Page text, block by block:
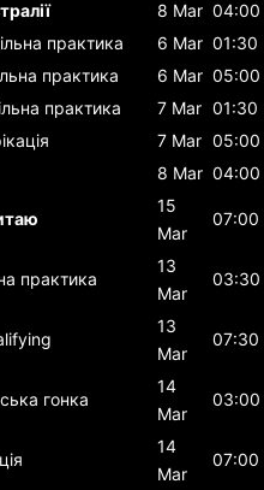
8 Mar 04:00
практика 6 Mar 01:30
практика 6 Mar 05:00
практика 7 Mar 01:30
7 Mar 05:00
8 Mar 04:00
15
Mar
07:00
практика
13
Mar
03:30
13
Mar
07:30
гонка
14
Mar
03:00
14
Mar
07:00